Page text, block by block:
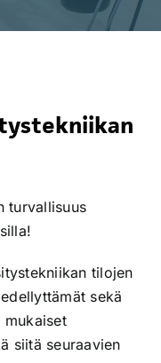
turvallisuus
tilojen
sekä
mukaiset
siitä seuraavien